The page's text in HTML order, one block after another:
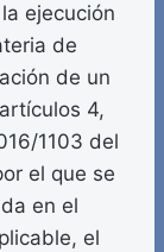
ejecución
de
de un
4,
1103 del
el que se
en el
el